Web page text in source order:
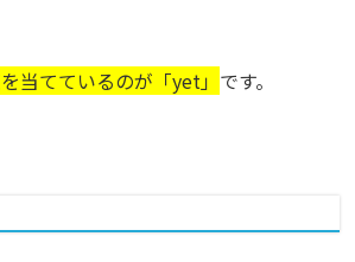
当てているのが「yet」 です。